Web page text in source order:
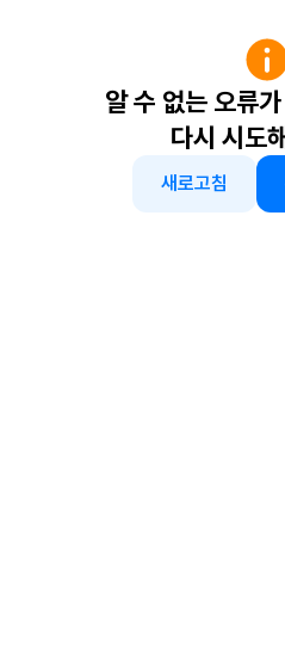
알 수 없는 오류
다시 시도
새로고침